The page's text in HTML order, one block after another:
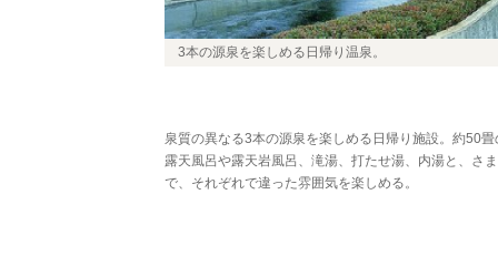
3本の源泉を楽しめる日帰り温泉。
泉質の異なる3本の源泉を楽しめる日帰り施設。約50
露天風呂や露天岩風呂、滝湯、打たせ湯、内湯と、さ
で、それぞれで違った雰囲気を楽しめる。